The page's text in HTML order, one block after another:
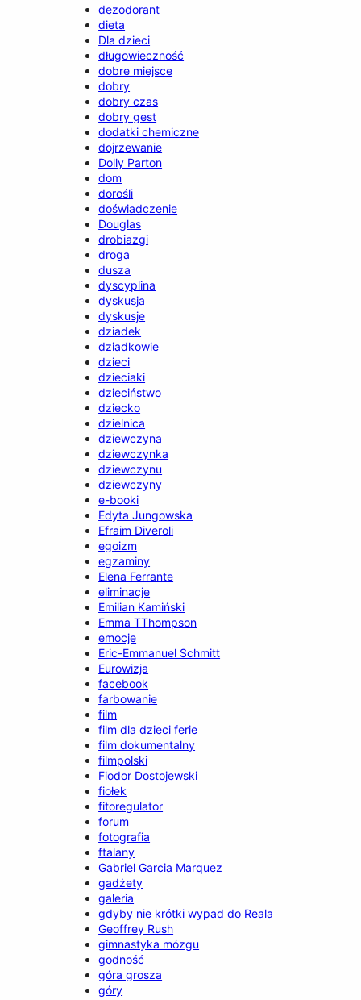
dezodorant
dieta
Dla dzieci
długowieczność
dobre miejsce
dobry
dobry czas
dobry gest
dodatki chemiczne
dojrzewanie
Dolly Parton
dom
dorośli
doświadczenie
Douglas
drobiazgi
droga
dusza
dyscyplina
dyskusja
dyskusje
dziadek
dziadkowie
dzieci
dzieciaki
dzieciństwo
dziecko
dzielnica
dziewczyna
dziewczynka
dziewczynu
dziewczyny
e-booki
Edyta Jungowska
Efraim Diveroli
egoizm
egzaminy
Elena Ferrante
eliminacje
Emilian Kamiński
Emma TThompson
emocje
Eric-Emmanuel Schmitt
Eurowizja
facebook
farbowanie
film
film dla dzieci ferie
film dokumentalny
filmpolski
Fiodor Dostojewski
fiołek
fitoregulator
forum
fotografia
ftalany
Gabriel Garcia Marquez
gadżety
galeria
gdyby nie krótki wypad do Reala
Geoffrey Rush
gimnastyka mózgu
godność
góra grosza
góry